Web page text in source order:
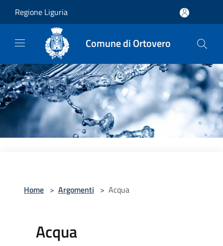
Regione Liguria
Comune di Ortovero
Home > Argomenti > Acqua
Acqua